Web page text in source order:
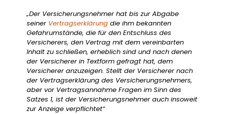
„Der Versicherungsnehmer hat bis zur Abgabe
seiner Vertragserklärung die ihm bekannten
Gefahrumstände, die für den Entschluss des
Versicherers, den Vertrag mit dem vereinbarten
Inhalt zu schließen, erheblich sind und nach denen
der Versicherer in Textform gefragt hat, dem
Versicherer anzuzeigen. Stellt der Versicherer nach
der Vertragserklärung des Versicherungsnehmers,
aber vor Vertragsannahme Fragen im Sinn des
Satzes 1, ist der Versicherungsnehmer auch insoweit
zur Anzeige verpflichtet“